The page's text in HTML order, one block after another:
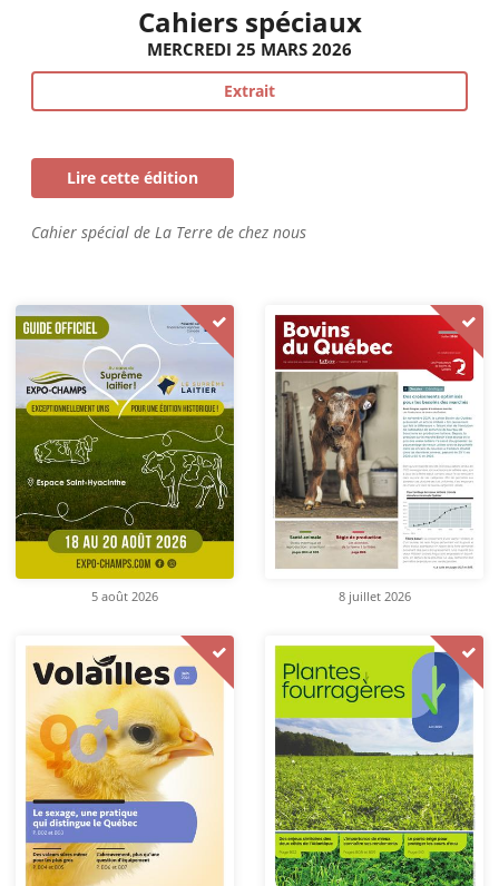
Cahiers spéciaux
MERCREDI 25 MARS 2026
Extrait
Lire cette édition
Cahier spécial de La Terre de chez nous
5 août 2026 8 juillet 2026